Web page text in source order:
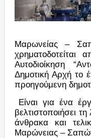
Μαρωνείας –
Αυτοδιοίκηση
Δημοτική Αρχή το
προηγούμενη
Είναι για ένα
βελτιστοποιήσει
άνθρακα και
Μαρώνειας –